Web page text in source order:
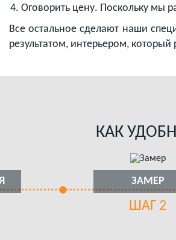
Оговорить цену. Поскольку мы
Все остальное сделают наши
результатом, интерьером, который
КАК
ЗАМЕР
ШАГ 2